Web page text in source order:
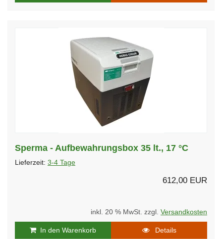
Sperma - Aufbewahrungsbox 35 lt., 17 °C
Lieferzeit: 3-4 Tage
612,00 EUR
inkl. 20 % MwSt. zzgl. Versandkosten
In den Warenkorb Details